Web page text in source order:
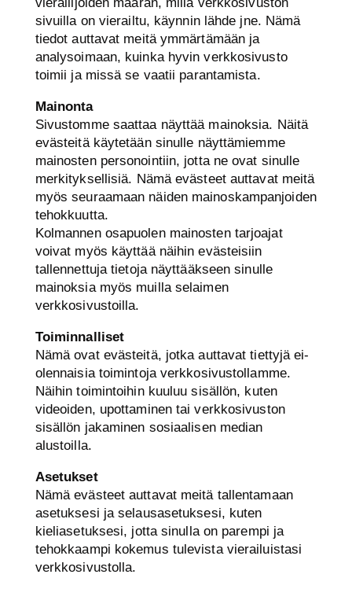
sivuilla on vierailtu, käynnin lähde jne. Nämä
tiedot auttavat meitä ymmärtämään ja
analysoimaan, kuinka hyvin verkkosivusto
toimii ja missä se vaatii parantamista.
Mainonta
Sivustomme saattaa näyttää mainoksia. Näitä
evästeitä käytetään sinulle näyttämiemme
mainosten personointiin, jotta ne ovat sinulle
merkityksellisiä. Nämä evästeet auttavat meitä
myös seuraamaan näiden mainoskampanjoiden
tehokkuutta.
Kolmannen osapuolen mainosten tarjoajat
voivat myös käyttää näihin evästeisiin
tallennettuja tietoja näyttääkseen sinulle
mainoksia myös muilla selaimen
verkkosivustoilla.
Toiminnalliset
Nämä ovat evästeitä, jotka auttavat tiettyjä ei-
olennaisia ​​toimintoja verkkosivustollamme.
Näihin toimintoihin kuuluu sisällön, kuten
videoiden, upottaminen tai verkkosivuston
sisällön jakaminen sosiaalisen median
alustoilla.
Asetukset
Nämä evästeet auttavat meitä tallentamaan
asetuksesi ja selausasetuksesi, kuten
kieliasetuksesi, jotta sinulla on parempi ja
tehokkaampi kokemus tulevista vierailuistasi
verkkosivustolla.